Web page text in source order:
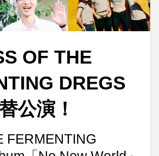
OF THE
DREGS
公演！
投稿者yuya
投
稿
2019年1月2日
FERMENTING